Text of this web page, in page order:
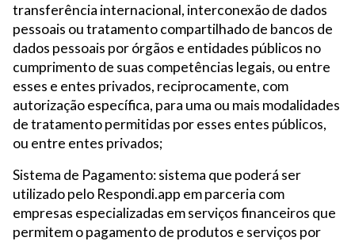
transferência internacional, interconexão de dados
pessoais ou tratamento compartilhado de bancos de
dados pessoais por órgãos e entidades públicos no
cumprimento de suas competências legais, ou entre
esses e entes privados, reciprocamente, com
autorização específica, para uma ou mais modalidades
de tratamento permitidas por esses entes públicos,
ou entre entes privados;
Sistema de Pagamento: sistema que poderá ser
utilizado pelo Respondi.app em parceria com
empresas especializadas em serviços financeiros que
permitem o pagamento de produtos e serviços por